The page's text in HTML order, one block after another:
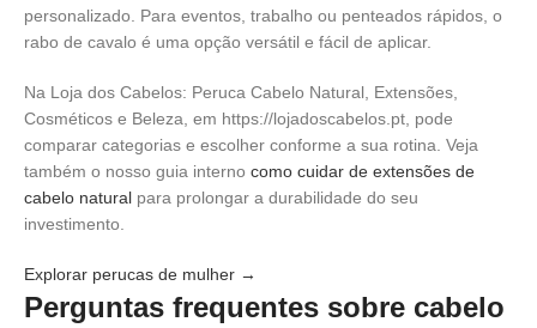
personalizado. Para eventos, trabalho ou penteados rápidos, o
rabo de cavalo é uma opção versátil e fácil de aplicar.
Na Loja dos Cabelos: Peruca Cabelo Natural, Extensões,
Cosméticos e Beleza, em https://lojadoscabelos.pt, pode
comparar categorias e escolher conforme a sua rotina. Veja
também o nosso guia interno como cuidar de extensões de
cabelo natural para prolongar a durabilidade do seu
investimento.
Explorar perucas de mulher →
Perguntas frequentes sobre cabelo